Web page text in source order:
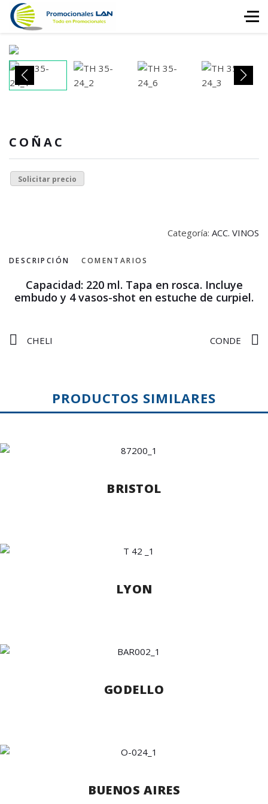
COÑAC
Solicitar precio
Categoría: ACC. VINOS
DESCRIPCIÓN COMENTARIOS
Capacidad: 220 ml. Tapa en rosca. Incluye
embudo y 4 vasos-shot en estuche de curpiel.
CHELI CONDE
PRODUCTOS SIMILARES
BRISTOL
LYON
GODELLO
BUENOS AIRES